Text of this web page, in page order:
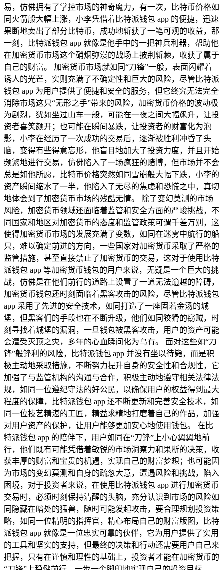
易，仿佛拥有了掌控市场的神奇魔力，有一次，比特币价格如
同火箭般大幅上涨，小李凭借着比特派钱包 app 的便捷，迅速
果断地卖出了部分比特币，成功地斩获了一笔可观的收益，那
一刻，比特派钱包 app 就像是他手中的一把神兵利器，帮助他
在加密货币市场这个硝烟弥漫的战场上披荆斩棘，收获了属于
自己的财富。 加密货币市场就如同“刀锋”一般，表面闪耀着
诱人的光芒，实则充满了不确定性和巨大的风险，尽管比特派
钱包 app 为用户提供了便捷和安全的服务，但它终究无法完全
消除市场这只“无形之手”带来的风险，加密货币价格的波动极
为剧烈，犹如坐过山车一般，可能在一夜之间大幅飙升，让投
资者喜笑颜开；也可能在瞬间暴跌，让投资者的财富化为泡
影，小李在经历了一次成功的交易后，逐渐被胜利冲昏了头
脑，变得有些得意忘形，他盲目地加大了投资力度，并且开始
频繁地进行交易，仿佛陷入了一场疯狂的赌博，但市场并不会
总是如他所愿，比特币价格突然如同雪崩般大幅下跌，小李的
资产瞬间缩水了一半，他陷入了无尽的焦虑和恐慌之中，真切
地体会到了加密货币市场的残酷无情。 除了变幻莫测的市场
风险，加密货币领域还面临着监管和安全方面的严峻挑战，不
同国家和地区对加密货币的态度和监管政策可谓千差万别，这
使得加密货币市场的发展充满了变数，如同在迷雾中航行的船
只，难以确定前进的方向，一些国家对加密货币采取了严格的
监管措施，甚至直接禁止了加密货币的交易，这对于使用比特
派钱包 app 等加密货币钱包的用户来说，无疑是一个巨大的挑
战，仿佛是在他们前行的道路上设置了一道无法逾越的障碍，
加密货币钱包还时刻面临着黑客攻击的风险，尽管比特派钱包
app 采用了先进的安全技术，如同打造了一座固若金汤的城
堡，但黑客们的手段也在不断升级，他们如同狡猾的窃贼，时
刻寻找着城堡的漏洞，一旦钱包被黑客攻击，用户的资产可能
会遭受灭顶之灾，多年的心血瞬间化为乌有。 面对这些如“刀
锋”般锋利的风险，比特派钱包 app 并没有坐以待毙，而是积
极主动地采取措施，不断努力提升自身的安全性和合规性，它
加强了与监管机构的沟通与合作，积极主动地遵守相关法律法
规，如同一位遵纪守法的好公民，以确保用户的权益得到最大
程度的保障，比特派钱包 app 还不断更新和完善安全技术，如
同一位技艺精湛的工匠，精益求精地打磨着自己的作品，加强
对用户资产的保护，让用户能够更加安心地使用钱包。 在比
特派钱包 app 的陪伴下，用户如同在“刀锋”上小心翼翼地前
行，他们既有可能凭借着敏锐的市场洞察力和果断的决策，收
获丰厚的财富和宝贵的机遇，实现自己的财富梦想；也可能因
为市场的变幻莫测和自身的疏忽大意，遭遇风险和挑战，陷入
困境，对于投资者来说，在使用比特派钱包 app 进行加密货币
交易时，必须时刻保持清醒的头脑，充分认识到市场的风险如
同隐藏在暗处的猛兽，随时可能发起攻击，要合理规划投资策
略，如同一位精明的指挥官，精心布局自己的财富版图，比特
派钱包 app 就像是一位忠实可靠的伙伴，它为用户提供了实用
的工具和坚实的支持，但最终的决策和行动还需要用户自己来
把握，只有在谨慎和理性的基础上，投资者才能在加密货币的